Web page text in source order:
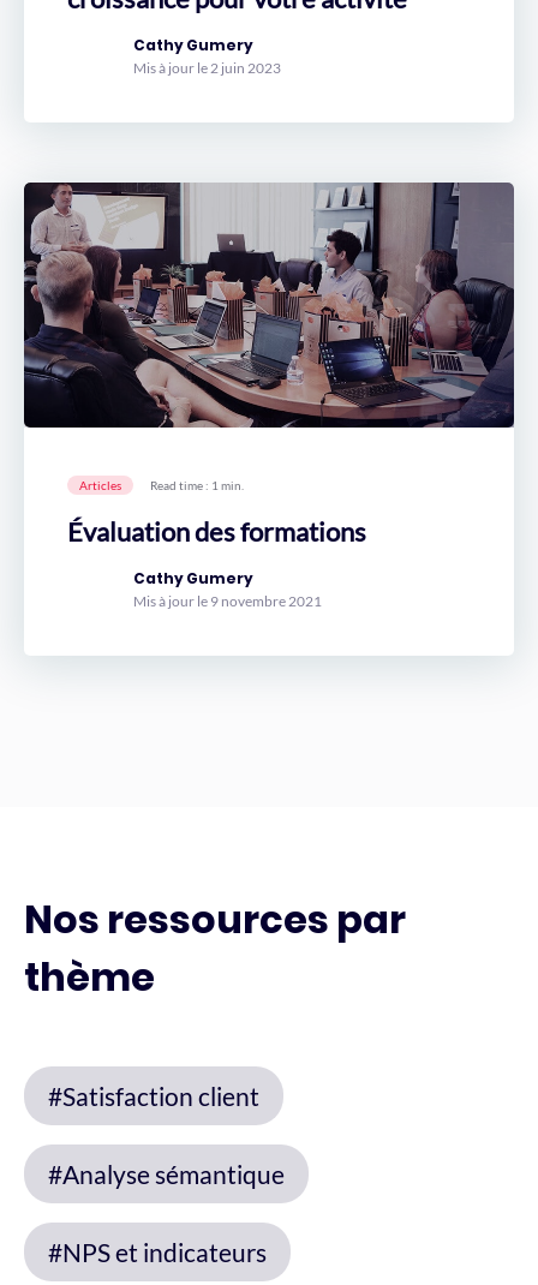
Cathy Gumery
Mis à jour le 2 juin 2023
Articles Read time : 1 min.
Évaluation des formations
Cathy Gumery
Mis à jour le 9 novembre 2021
Nos ressources par
thème
#Satisfaction client
#Analyse sémantique
#NPS et indicateurs